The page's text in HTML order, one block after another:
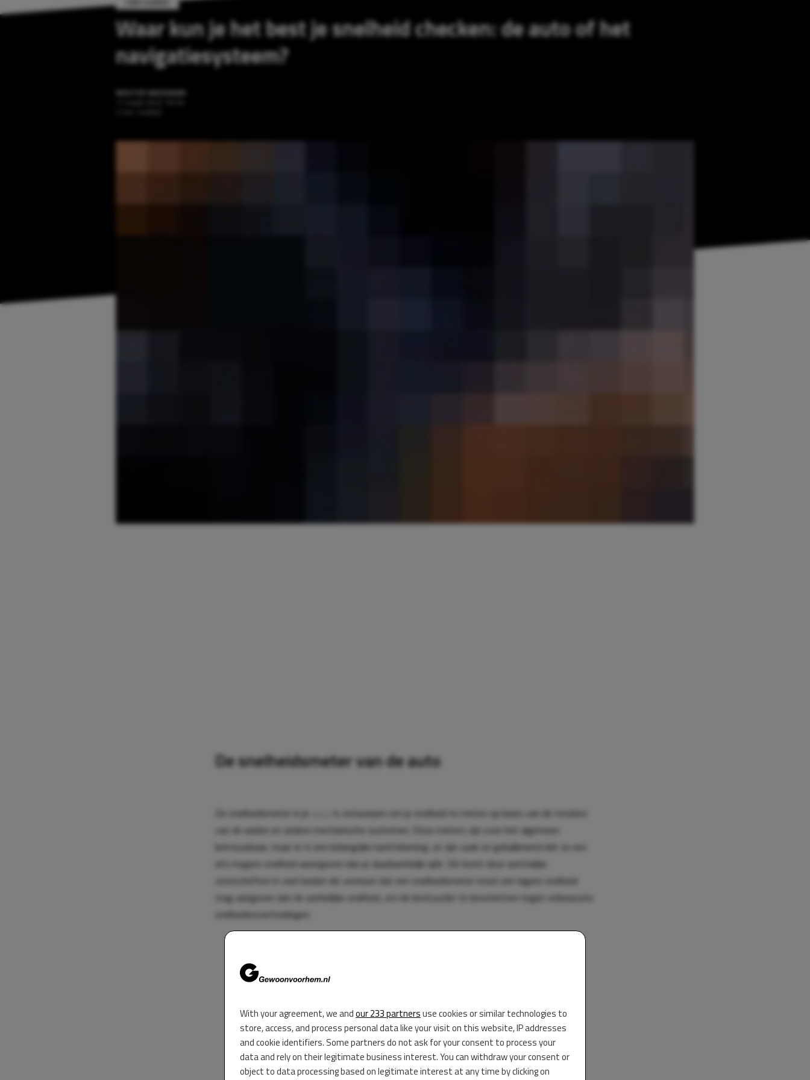
With your agreement, we andour 233 partnersuse cookies or similar technologies to
store, access, and process personal data like your visit on this website, IP addresses
and cookie identifiers. Some partners do not ask for your consent to process your
data and rely on their legitimate business interest. You can withdraw your consent or
object to data processing based on legitimate interest at any time by clicking on
Waar kun je het best je snelheid checken: de auto of het
navigatiesysteem?
WOUTER WAGENAAR
De snelheidsmeter van de auto
De snelheidsmeter in je
is ontworpen om je snelheid te meten op basis van de rotaties
van de wielen en andere mechanische systemen. Deze meters zijn over het algemeen
betrouwbaar, maar er is een belangrijke kanttekening: ze zijn vaak zo gekalibreerd dat ze een
iets hogere snelheid weergeven dan je daadwerkelijk rijdt. Dit komt door wettelijke
voorschriften in veel landen die vereisen dat een snelheidsmeter nooit een lagere snelheid
mag aangeven dan de werkelijke snelheid, om de bestuurder te beschermen tegen onbewuste
snelheidsovertredingen.